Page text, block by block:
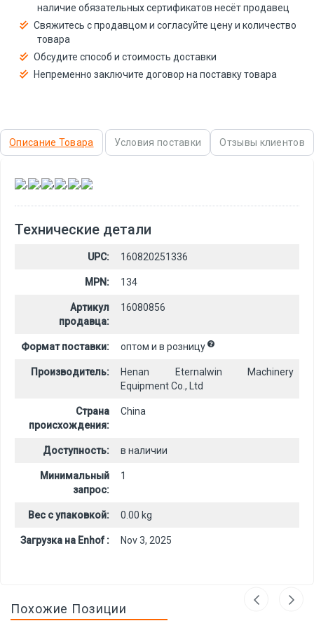
наличие обязательных сертификатов несёт продавец
Свяжитесь с продавцом и согласуйте цену и количество
товара
Обсудите способ и стоимость доставки
Непременно заключите договор на поставку товара
Описание Товара Условия поставки Отзывы клиентов
, , , , ,
Технические детали
UPC: 160820251336
MPN: 134
Артикул
продавца:
16080856
Формат поставки: оптом и в розницу
Производитель:
Henan Eternalwin Machinery
Equipment Co., Ltd
Страна
происхождения:
China
Доступность: в наличии
Минимальный
запрос:
1
Вес с упаковкой: 0.00 kg
Загрузка на Enhof : Nov 3, 2025
Похожие Позиции